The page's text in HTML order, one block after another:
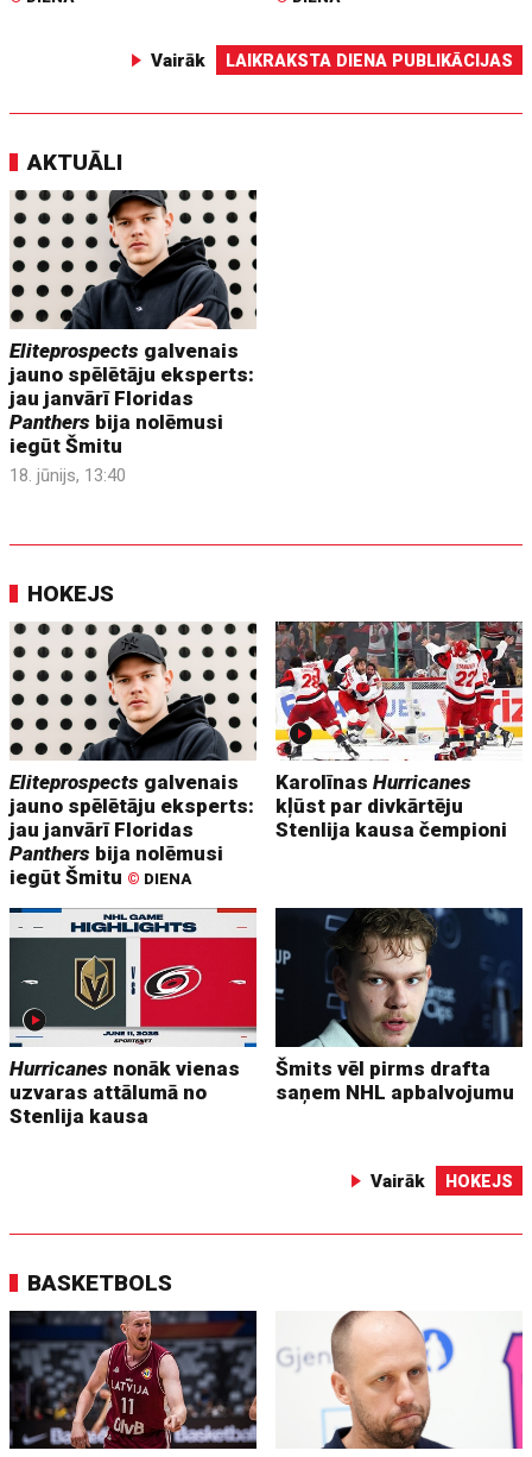
Vairāk LAIKRAKSTA DIENA PUBLIKĀCIJAS
AKTUĀLI
Eliteprospects galvenais
jauno spēlētāju eksperts:
jau janvārī Floridas
Panthers bija nolēmusi
iegūt Šmitu
18. jūnijs, 13:40
HOKEJS
Eliteprospects galvenais
jauno spēlētāju eksperts:
jau janvārī Floridas
Panthers bija nolēmusi
iegūt Šmitu © DIENA
KarolīnasHurricanes
kļūst par divkārtēju
Stenlija kausa čempioni
Hurricanes nonāk vienas
uzvaras attālumā no
Stenlija kausa
Šmits vēl pirms drafta
saņem NHL apbalvojumu
Vairāk HOKEJS
BASKETBOLS